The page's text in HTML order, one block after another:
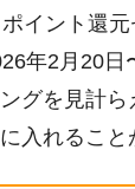
イント還
年2月20日
グを見計ら
入れること